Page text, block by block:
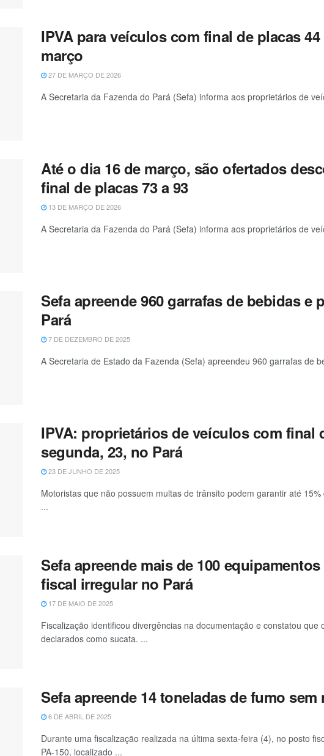
IPVA para veículos com final de placas
março
27 DE MARÇO DE 2026
A Secretaria da Fazenda do Pará (Sefa) informa aos proprietários de
Até o dia 16 de março, são ofertados
final de placas 73 a 93
13 DE MARÇO DE 2026
A Secretaria da Fazenda do Pará (Sefa) informa aos proprietários de
Sefa apreende 960 garrafas de bebidas
Pará
7 DE DEZEMBRO DE 2025
A Secretaria de Estado da Fazenda (Sefa) apreendeu 960 garrafas de
IPVA: proprietários de veículos com final
segunda, 23, no Pará
23 DE JUNHO DE 2025
Motoristas que não possuem multas de trânsito podem garantir até
...
Sefa apreende mais de 100
fiscal irregular no Pará
17 DE MAIO DE 2025
Fiscalização identificou divergências na documentação e constatou
declarados como sucata. ...
Sefa apreende 14 toneladas de fumo
6 DE ABRIL DE 2025
Durante uma fiscalização realizada na última sexta-feira (4), no posto
PA-150, localizado ...